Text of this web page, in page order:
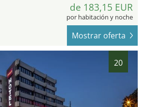
de 183,15 EUR
por habitación y noche
Mostrar oferta
20